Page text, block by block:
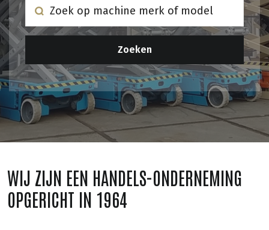
WIJ ZIJN EEN HANDELS-ONDERNEMING
OPGERICHT IN 1964